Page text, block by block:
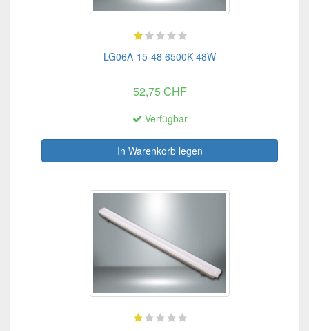
LG06A-15-48 6500K 48W
52,75 CHF
Verfügbar
In Warenkorb legen